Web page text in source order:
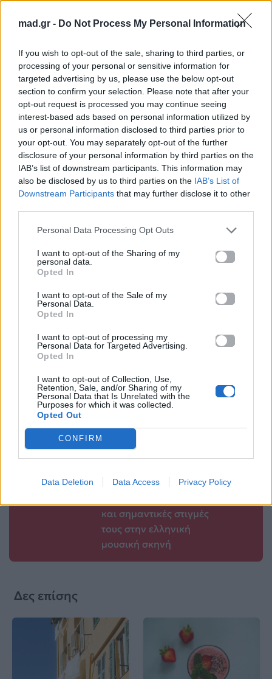
mad.gr - Do Not Process My Personal Information
If you wish to opt-out of the sale, sharing to third parties, or
processing of your personal or sensitive information for
targeted advertising by us, please use the below opt-out
section to confirm your selection. Please note that after your
opt-out request is processed you may continue seeing
interest-based ads based on personal information utilized by
us or personal information disclosed to third parties prior to
your opt-out. You may separately opt-out of the further
disclosure of your personal information by third parties on the
IAB’s list of downstream participants. This information may
also be disclosed by us to third parties on the IAB’s List of
Downstream Participants that may further disclose it to other
Personal Data Processing Opt Outs
I want to opt-out of the Sharing of my
personal data.
Opted In
I want to opt-out of the Sale of my
Personal Data.
Opted In
I want to opt-out of processing my
Personal Data for Targeted Advertising.
Opted In
I want to opt-out of Collection, Use,
Retention, Sale, and/or Sharing of my
Personal Data that Is Unrelated with the
Purposes for which it was collected.
Opted Out
CONFIRM
Data Deletion Data Access Privacy Policy
Μοιράσου αυτό το άρθρο
Προηγούμενο
Super Κατερίνα –
των επωνύμων για
την Κατερίνα
11.05.2026
Επόμενο
είναι ένα ταξίδι σε
μελωδίες
Βιογραφικά
Ελλήνων
Καλλιτεχνών
με πληροφορίες για
και σημαντικές στιγμές
τους στην ελληνική
μουσική σκηνή
Δες επίσης